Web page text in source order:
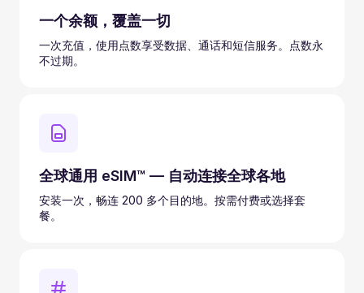
一个余额，覆盖一切
一次充值，使用点数享受数据、通话和短信服务。点数永
不过期。
全球通用 eSIM™ — 自动连接全球各地
安装一次，畅连 200 多个目的地。按需付费或选择套
餐。